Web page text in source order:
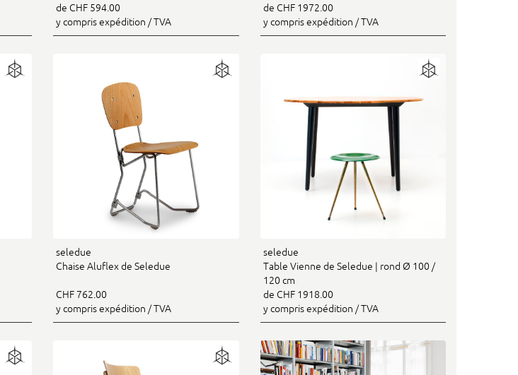
de CHF 594.00
y compris expédition / TVA
de CHF 1972.00
y compris expédition / TVA
seledue
Chaise Aluflex de Seledue
CHF 762.00
y compris expédition / TVA
seledue
Table Vienne de Seledue | rond Ø 100 /
120 cm
de CHF 1918.00
y compris expédition / TVA